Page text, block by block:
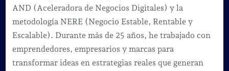
AND (Aceleradora de Negocios Digitales) y la
metodología NERE (Negocio Estable, Rentable y
Escalable). Durante más de 25 años, he trabajado con
emprendedores, empresarios y marcas para
transformar ideas en estrategias reales que generan